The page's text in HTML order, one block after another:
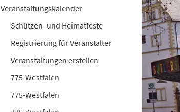
Veranstaltungskalender
Schützen- und Heimatfeste
Registrierung für Veranstalter
Veranstaltungen erstellen
775-Westfalen
775-Westfalen